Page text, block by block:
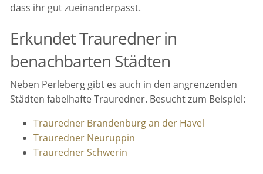
dass ihr gut zueinanderpasst.
Erkundet Trauredner in
benachbarten Städten
Neben Perleberg gibt es auch in den angrenzenden
Städten fabelhafte Trauredner. Besucht zum Beispiel:
Trauredner Brandenburg an der Havel
Trauredner Neuruppin
Trauredner Schwerin